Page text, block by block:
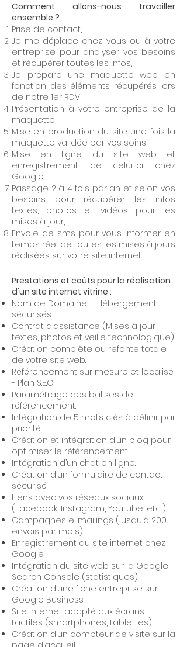
Comment allons-nous travailler
ensemble ?
Prise de contact,
Je me déplace chez vous ou à votre
entreprise pour analyser vos besoins
et récupérer toutes les infos,
Je prépare une maquette web en
fonction des éléments récupérés lors
de notre 1er RDV,
Présentation à votre entreprise de la
maquette,
Mise en production du site une fois la
maquette validée par vos soins,
Mise en ligne du site web et
enregistrement de celui-ci chez
Google.
Passage 2 à 4 fois par an et selon vos
besoins pour récupérer les infos
textes, photos et vidéos pour les
mises à jour,
Envoie de sms pour vous informer en
temps réel de toutes les mises à jours
réalisées sur votre site internet.
Prestations et coûts pour la réalisation
d'un site internet vitrine :
Nom de Domaine + Hébergement
sécurisés.
Contrat d’assistance (Mises à jour
textes, photos et veille technologique).
Création complète ou refonte totale
de votre site web.
Référencement sur mesure et localisé
- Plan S.E.O.
Paramétrage des balises de
référencement.
Intégration de 5 mots clés à définir par
priorité.
Création et intégration d’un blog pour
optimiser le référencement.
Intégration d’un chat en ligne.
Création d’un formulaire de contact
sécurisé.
Liens avec vos réseaux sociaux
(Facebook, Instagram, Youtube, etc...).
Campagnes e-mailings (jusqu’à 200
envois par mois).
Enregistrement du site internet chez
Google.
Intégration du site web sur la Google
Search Console (statistiques).
Création d’une fiche entreprise sur
Google Business.
Site internet adapté aux écrans
tactiles (smartphones, tablettes).
Création d’un compteur de visite sur la